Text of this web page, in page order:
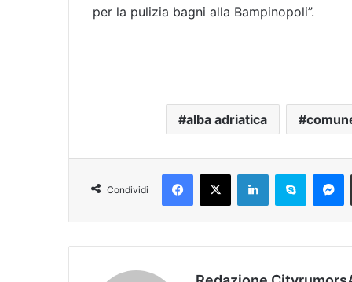
per la pulizia bagni alla Bampinopoli”.
alba adriatica
Condividi